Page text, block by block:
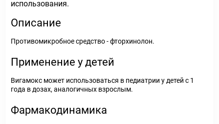
использования.
Описание
Противомикробное средство - фторхинолон.
Применение у детей
Вигамокс может использоваться в педиатрии у детей с 1
года в дозах, аналогичных взрослым.
Фармакодинамика